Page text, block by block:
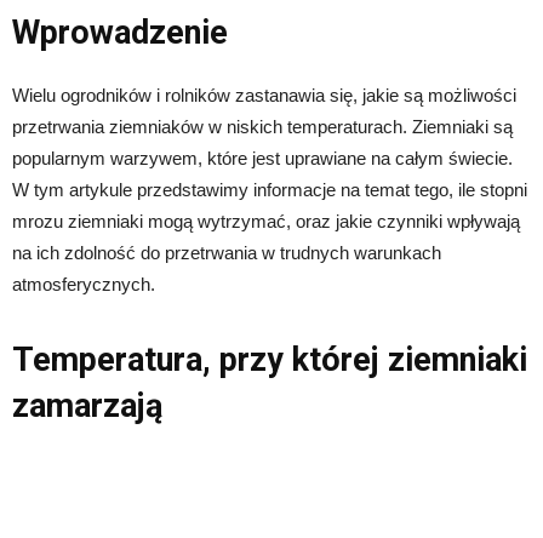
Wprowadzenie
Wielu ogrodników i rolników zastanawia się, jakie są możliwości
przetrwania ziemniaków w niskich temperaturach. Ziemniaki są
popularnym warzywem, które jest uprawiane na całym świecie.
W tym artykule przedstawimy informacje na temat tego, ile stopni
mrozu ziemniaki mogą wytrzymać, oraz jakie czynniki wpływają
na ich zdolność do przetrwania w trudnych warunkach
atmosferycznych.
Temperatura, przy której ziemniaki
zamarzają